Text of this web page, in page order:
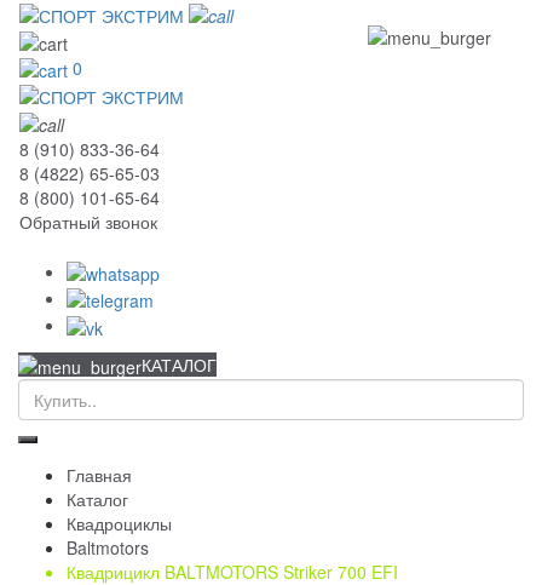
0
8 (910) 833-36-64
8 (4822) 65-65-03
8 (800) 101-65-64
Обратный звонок
КАТАЛОГ
Главная
Каталог
Квадроциклы
Baltmotors
Квадрицикл BALTMOTORS Striker 700 EFI